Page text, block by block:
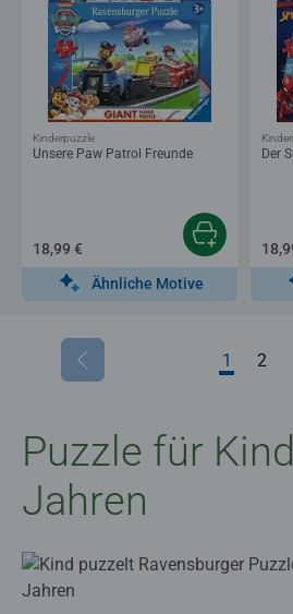
Unsere Paw Patrol Freunde
Kinderpuzzle
18,99 €
Ähnliche Motive
Der
1 2
Puzzle für
Jahren